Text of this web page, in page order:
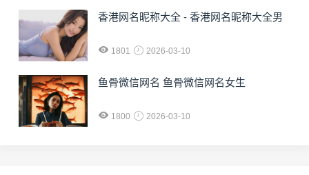
香港网名昵称大全 - 香港网名昵称大全男
1801 2026-03-10
鱼骨微信网名 鱼骨微信网名女生
1800 2026-03-10